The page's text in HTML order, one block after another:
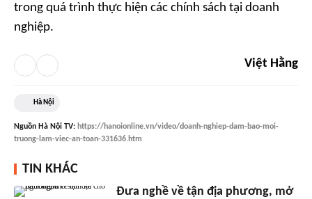
trong quá trình thực hiện các chính sách tại doanh
nghiệp.
Việt Hằng
Hà Nội
Nguồn Hà Nội TV: https://hanoionline.vn/video/doanh-nghiep-dam-bao-moi-
truong-lam-viec-an-toan-331636.htm
TIN KHÁC
Đưa nghề về tận địa phương, mở